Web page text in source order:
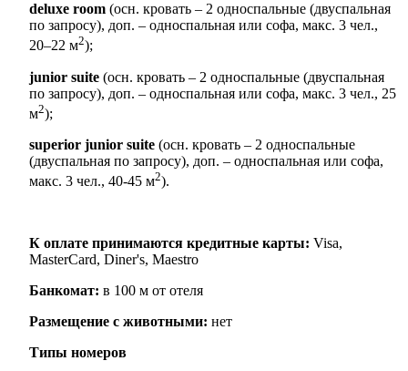
deluxe room (осн. кровать – 2 односпальные (двуспальная
по запросу), доп. – односпальная или софа, макс. 3 чел.,
20–22 м2);
junior suite (осн. кровать – 2 односпальные (двуспальная
по запросу), доп. – односпальная или софа, макс. 3 чел., 25
м2);
superior junior suite (осн. кровать – 2 односпальные
(двуспальная по запросу), доп. – односпальная или софа,
макс. 3 чел., 40-45 м2).
К оплате принимаются кредитные карты: Visa,
MasterCard, Diner's, Maestro
Банкомат: в 100 м от отеля
Размещение с животными: нет
Типы номеров